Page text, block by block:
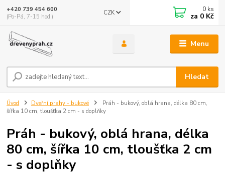
Menu
CZK
Hledat
+420 739 454 600
(Po-Pá, 7-15 hod.)
0 ks
za 0 Kč
Úvod Dveřní prahy - bukové
Práh - bukový, oblá hrana, délka 80 cm,
šířka 10 cm, tloušťka 2 cm - s doplňky
Práh - bukový, oblá hrana, délka
80 cm, šířka 10 cm, tloušťka 2 cm
- s doplňky